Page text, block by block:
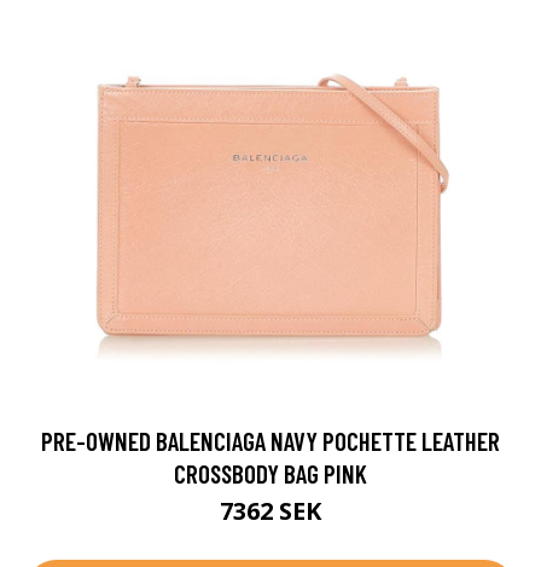
PRE-OWNED BALENCIAGA NAVY POCHETTE LEATHER
CROSSBODY BAG PINK
7362 SEK